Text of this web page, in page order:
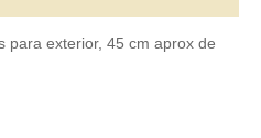
para exterior, 45 cm aprox de